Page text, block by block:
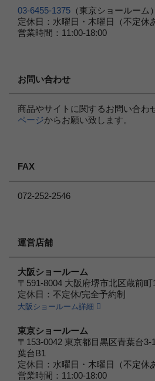
03-6455-1375 （東京ショールーム）
定休日：水曜日・木曜日（不定休
営業時間：11:00-18:00
お問い合わせ
商品やサイトに関するお問い合わ
ページからお願い致します。
FAX
072-252-2546
運営店舗
大阪ショールーム
〒591-8004 大阪府堺市北区蔵前
定休日：不定休/完全予約制
大阪ショールーム詳細
東京ショールーム
〒153-0042 東京都目黒区青葉台3-
葉台B1
定休日：水曜日・木曜日（不定休
営業時間：11:00-18:00